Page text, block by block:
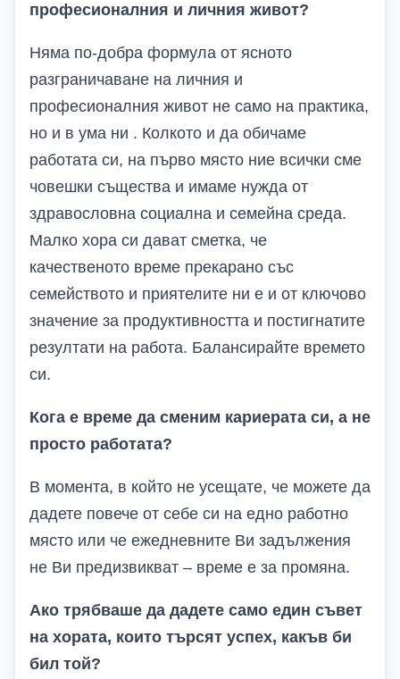
професионалния и личния живот?
Няма по-добра формула от ясното
разграничаване на личния и
професионалния живот не само на практика,
но и в ума ни . Колкото и да обичаме
работата си, на първо място ние всички сме
човешки същества и имаме нужда от
здравословна социална и семейна среда.
Малко хора си дават сметка, че
качественото време прекарано със
семейството и приятелите ни е и от ключово
значение за продуктивността и постигнатите
резултати на работа. Балансирайте времето
си.
Кога е време да сменим кариерата си, а не
просто работата?
В момента, в който не усещате, че можете да
дадете повече от себе си на едно работно
място или че ежедневните Ви задължения
не Ви предизвикват – време е за промяна.
Ако трябваше да дадете само един съвет
на хората, които търсят успех, какъв би
бил той?